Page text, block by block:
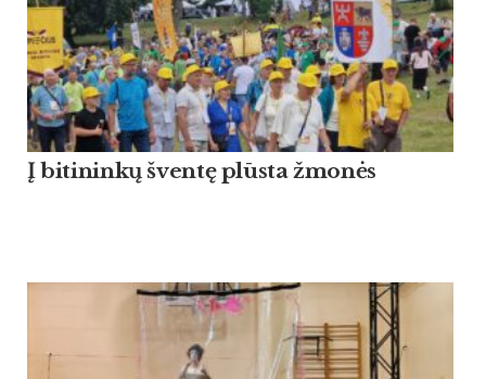
Į bitininkų šventę plūsta žmonės